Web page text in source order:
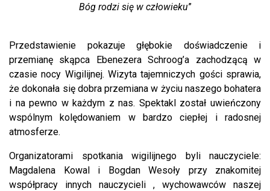
Bóg rodzi się w człowieku”
Przedstawienie pokazuje głębokie doświadczenie i
przemianę skąpca Ebenezera Schroog’a zachodzącą w
czasie nocy Wigilijnej. Wizyta tajemniczych gości sprawia,
że dokonała się dobra przemiana w życiu naszego bohatera
i na pewno w każdym z nas. Spektakl został uwieńczony
wspólnym kolędowaniem w bardzo ciepłej i radosnej
atmosferze.
Organizatorami spotkania wigilijnego byli nauczyciele:
Magdalena Kowal i Bogdan Wesoły przy znakomitej
współpracy innych nauczycieli , wychowawców naszej